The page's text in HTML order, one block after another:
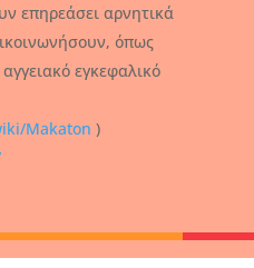
επηρεάσει αρνητικά
όπως
εγκεφαλικό
Makaton )